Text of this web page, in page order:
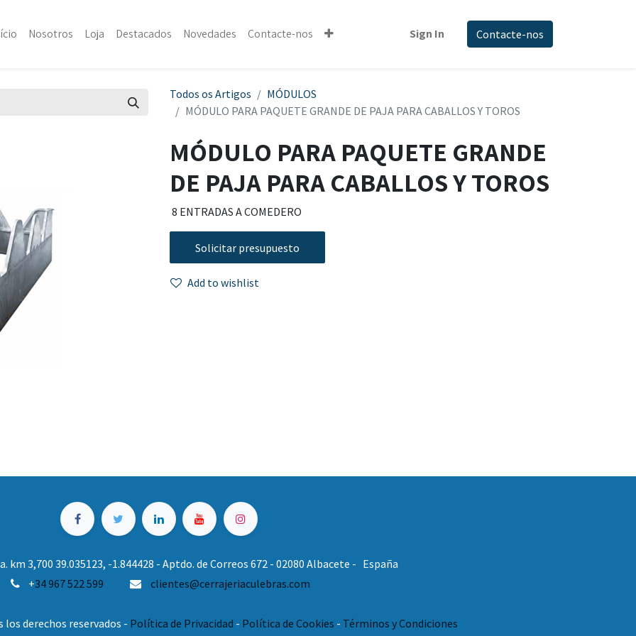
Nosotros Loja Destacados Novedades Contacte-nos Sign In Contacte-nos
Todos os Artigos
MÓDULOS
MÓDULO PARA PAQUETE GRANDE DE PAJA PARA CABALLOS Y TOROS
MÓDULO PARA PAQUETE GRANDE
DE PAJA PARA CABALLOS Y TOROS
8 ENTRADAS A COMEDERO
Solicitar presupuesto
Add to wishlist
km 3,700 39.035123, -1.844428 - Aptdo. de Correos 672 - 02080 Albacete - España
+34 967 522 599 clientes@cerrajeriaculebras.com
derechos reservados - Política de Privacidad - Política de Cookies - Términos y Condiciones